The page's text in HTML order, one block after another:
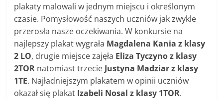
plakaty malowali w jednym miejscu i określonym
czasie. Pomysłowość naszych uczniów jak zwykle
przerosła nasze oczekiwania. W konkursie na
najlepszy plakat wygrała Magdalena Kania z klasy
2 LO, drugie miejsce zajęła Eliza Tyczyno z klasy
2TOR natomiast trzecie Justyna Madziar z klasy
1TE. Najładniejszym plakatem w opinii uczniów
okazał się plakat Izabeli Nosal z klasy 1TOR.